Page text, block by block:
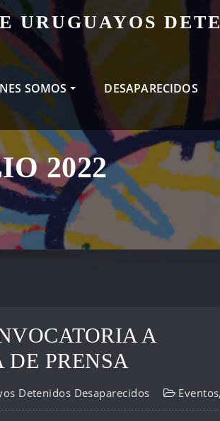
URUGUAYOS
SOMOS DESAPARECIDOS
2022
A
DE PRENSA
Detenidos Desaparecidos Eventos,